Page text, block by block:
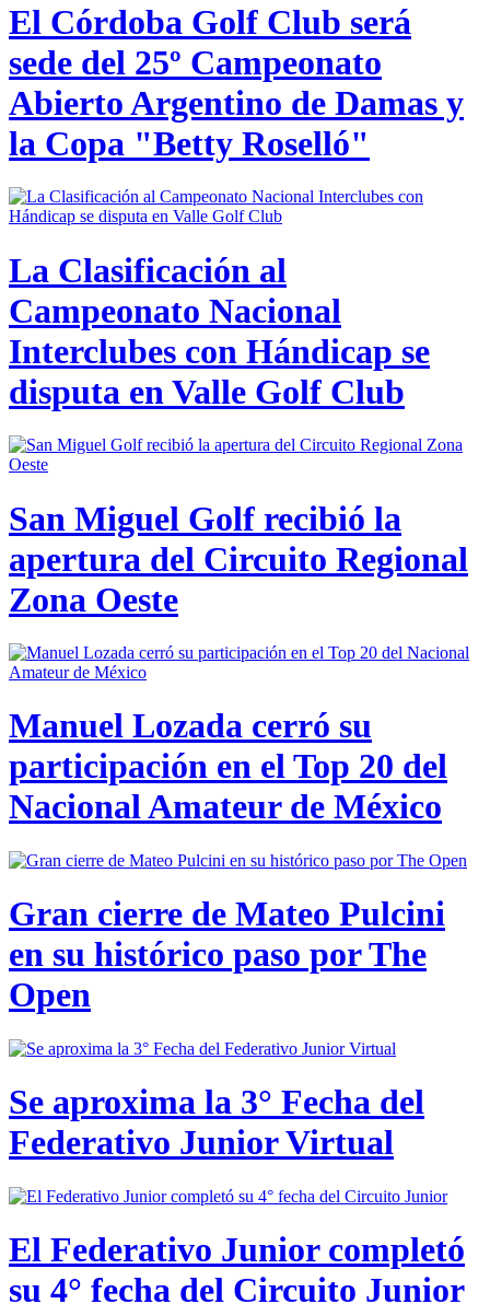
El Córdoba Golf Club será
sede del 25º Campeonato
Abierto Argentino de Damas y
la Copa "Betty Roselló"
La Clasificación al
Campeonato Nacional
Interclubes con Hándicap se
disputa en Valle Golf Club
San Miguel Golf recibió la
apertura del Circuito Regional
Zona Oeste
Manuel Lozada cerró su
participación en el Top 20 del
Nacional Amateur de México
Gran cierre de Mateo Pulcini
en su histórico paso por The
Open
Se aproxima la 3° Fecha del
Federativo Junior Virtual
El Federativo Junior completó
su 4° fecha del Circuito Junior